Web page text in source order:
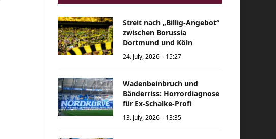
Streit nach „Billig-Angebot“
zwischen Borussia
Dortmund und Köln
24. July, 2026 – 15:27
Wadenbeinbruch und
Bänderriss: Horrordiagnose
für Ex-Schalke-Profi
13. July, 2026 – 13:35